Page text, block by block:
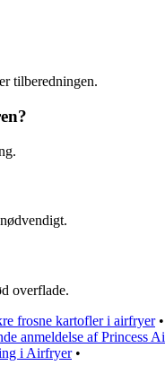
tilberedningen.
overflade.
frosne kartofler i airfryer•
anmeldelse af Princess
i Airfryer•